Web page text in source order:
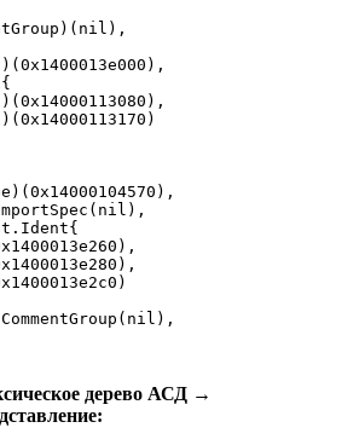
дерево АСД →